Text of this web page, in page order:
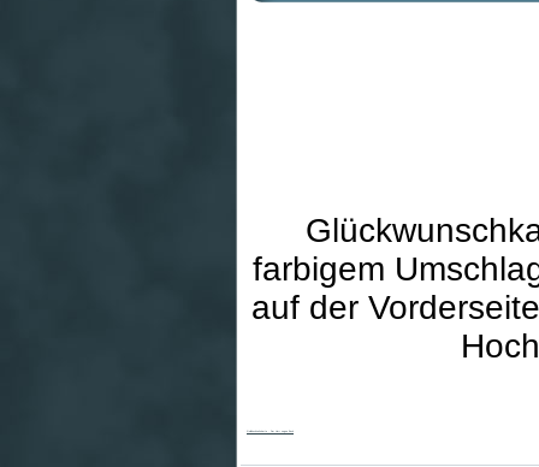
farbigem
auf der
Goldhochzeitskarte - Der Herr segne Euch